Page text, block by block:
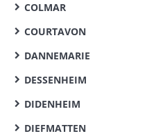
COLMAR
COURTAVON
DANNEMARIE
DESSENHEIM
DIDENHEIM
DIEFMATTEN